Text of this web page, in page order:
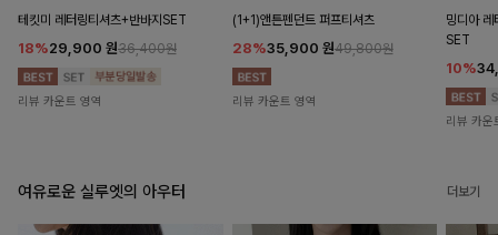
테킷미 레터링티셔츠+반바지SET
18%29,900 원36,400원
리뷰 카운트 영역
(1+1)앤튼펜던트 퍼프티셔츠
28%35,900 원49,800원
리뷰 카운트 영역
밍디아 레
SET
10%
리뷰 카운
여유로운 실루엣의 아우터 더보기